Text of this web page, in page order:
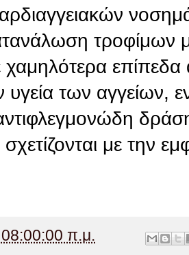
τροφίμων
χαμηλότερα
των αγγείων,
με την
π.μ.